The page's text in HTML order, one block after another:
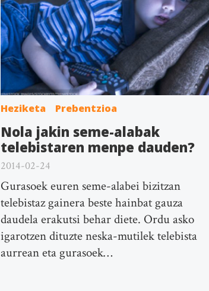
Heziketa Prebentzioa
Nola jakin seme-alabak
telebistaren menpe dauden?
2014-02-24
Gurasoek euren seme-alabei bizitzan
telebistaz gainera beste hainbat gauza
daudela erakutsi behar diete. Ordu asko
igarotzen dituzte neska-mutilek telebista
aurrean eta gurasoek…